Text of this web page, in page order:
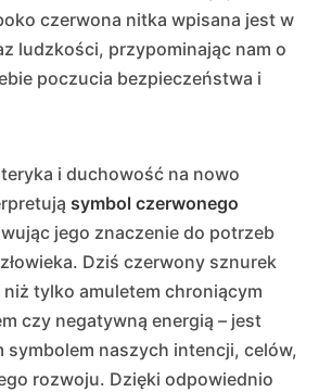
czerwona nitka wpisana jest w
ludzkości, przypominając nam o
poczucia bezpieczeństwa i
i duchowość na nowo
symbol czerwonego
jego znaczenie do potrzeb
Dziś czerwony sznurek
tylko amuletem chroniącym
czy negatywną energią – jest
symbolem naszych intencji, celów,
rozwoju. Dzięki odpowiednio